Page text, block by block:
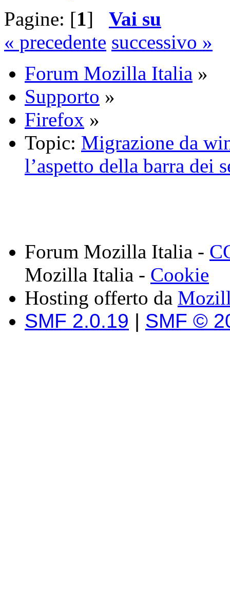
Pagine: [1] Vai su
« precedente successivo »
Forum Mozilla Italia »
Supporto »
Firefox »
Topic: Migrazione da
l’aspetto della barra dei
Forum Mozilla Italia -
Mozilla Italia - Cookie
Hosting offerto da
SMF 2.0.19 | SMF ©